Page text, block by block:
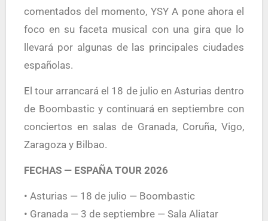
comentados del momento, YSY A pone ahora el
foco en su faceta musical con una gira que lo
llevará por algunas de las principales ciudades
españolas.
El tour arrancará el 18 de julio en Asturias dentro
de Boombastic y continuará en septiembre con
conciertos en salas de Granada, Coruña, Vigo,
Zaragoza y Bilbao.
FECHAS — ESPAÑA TOUR 2026
• Asturias — 18 de julio — Boombastic
• Granada — 3 de septiembre — Sala Aliatar